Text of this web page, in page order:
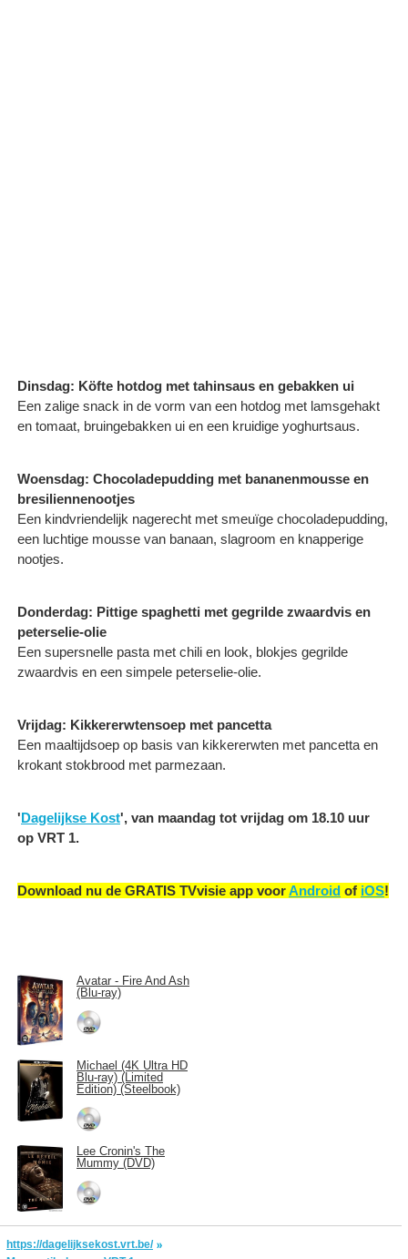
Dinsdag: Köfte hotdog met tahinsaus en gebakken ui
Een zalige snack in de vorm van een hotdog met lamsgehakt
en tomaat, bruingebakken ui en een kruidige yoghurtsaus.
Woensdag: Chocoladepudding met bananenmousse en
bresiliennenootjes
Een kindvriendelijk nagerecht met smeuïge chocoladepudding,
een luchtige mousse van banaan, slagroom en knapperige
nootjes.
Donderdag: Pittige spaghetti met gegrilde zwaardvis en
peterselie-olie
Een supersnelle pasta met chili en look, blokjes gegrilde
zwaardvis en een simpele peterselie-olie.
Vrijdag: Kikkererwtensoep met pancetta
Een maaltijdsoep op basis van kikkererwten met pancetta en
krokant stokbrood met parmezaan.
'Dagelijkse Kost', van maandag tot vrijdag om 18.10 uur
op VRT 1.
Download nu de GRATIS TVvisie app voorAndroid of iOS!
Avatar - Fire And Ash
(Blu-ray)
Michael (4K Ultra HD
Blu-ray) (Limited
Edition) (Steelbook)
Lee Cronin's The
Mummy (DVD)
https://dagelijksekost.vrt.be/